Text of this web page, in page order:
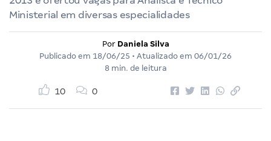
Ministerial em diversas especialidades
Por Daniela Silva
Publicado em 18/06/25 • Atualizado em 06/01/26
8 min. de leitura
10 0